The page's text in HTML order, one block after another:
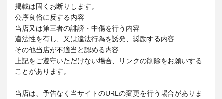
掲載は固くお断りします。
公序良俗に反する内容
当店又は第三者の誹謗・中傷を行う内容
違法性を有し、又は違法行為を誘発、奨励する内容
その他当店が不適当と認める内容
上記をご遵守いただけない場合、リンクの削除をお願いする
ことがあります。
当店は、予告なく当サイトのURLの変更を行う場合がありま